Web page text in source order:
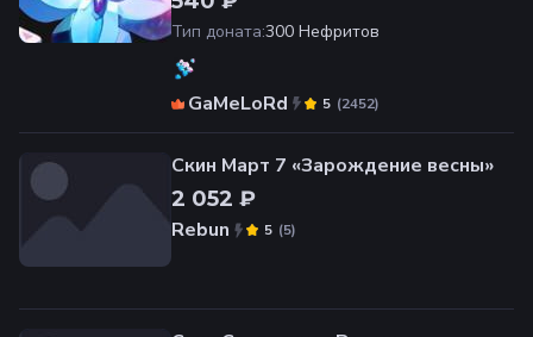
Тип доната:300 Нефритов
GaMeLoRd (2452)
5
Скин Март 7 «Зарождение весны»
2 052 ₽
Rebun
(5)
5